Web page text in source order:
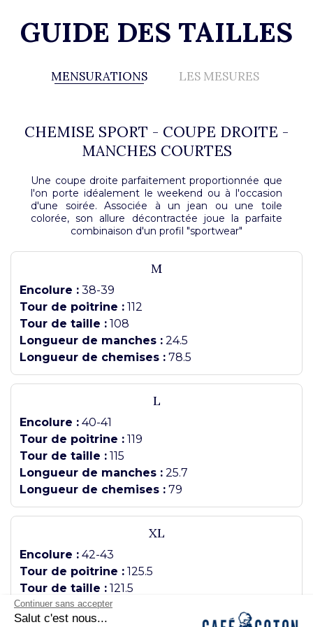
GUIDE DES TAILLES
MENSURATIONS
CHEMISE SPORT - COUPE DROITE -
MANCHES COURTES
Une coupe droite parfaitement proportionnée que
l'on porte idéalement le weekend ou à l'occasion
d'une soirée. Associée à un jean ou une toile
colorée, son allure décontractée joue la parfaite
combinaison d'un profil "sportwear"
M
Encolure : 38-39
Tour de poitrine : 112
Tour de taille : 108
Longueur de manches : 24.5
Longueur de chemises : 78.5
L
Encolure : 40-41
Tour de poitrine : 119
Tour de taille : 115
Longueur de manches : 25.7
Longueur de chemises : 79
XL
Encolure : 42-43
Tour de poitrine : 125.5
Tour de taille : 121.5
Longueur de manches :
Longueur de chemises :
LES MESURES
Continuer sans accepter
Salut c'est nous...